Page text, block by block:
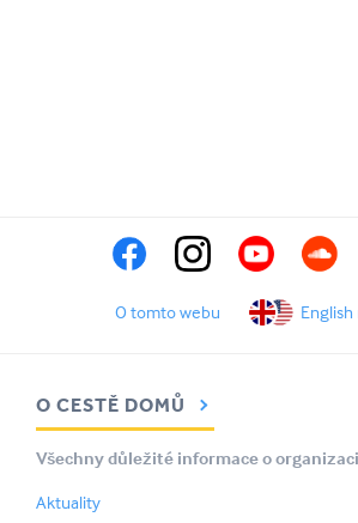
O tomto webu
O CESTĚ DOMŮ
Všechny důležité informace o organizaci
Aktuality